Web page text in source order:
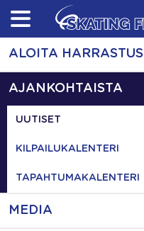
Skip
content
ALOITA HARRASTUS
AJANKOHTAISTA
UUTISET
KILPAILUKALENTERI
TAPAHTUMAKALENTERI
MEDIA